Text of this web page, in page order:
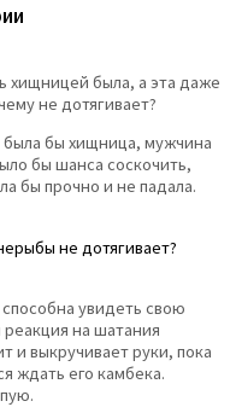
хищницей была, а эта даже
не дотягивает?
была бы хищница, мужчина
бы шанса соскочить,
бы прочно и не падала.
не дотягивает?
увидеть свою
на шатания
и выкручивает руки, пока
ждать его камбека.